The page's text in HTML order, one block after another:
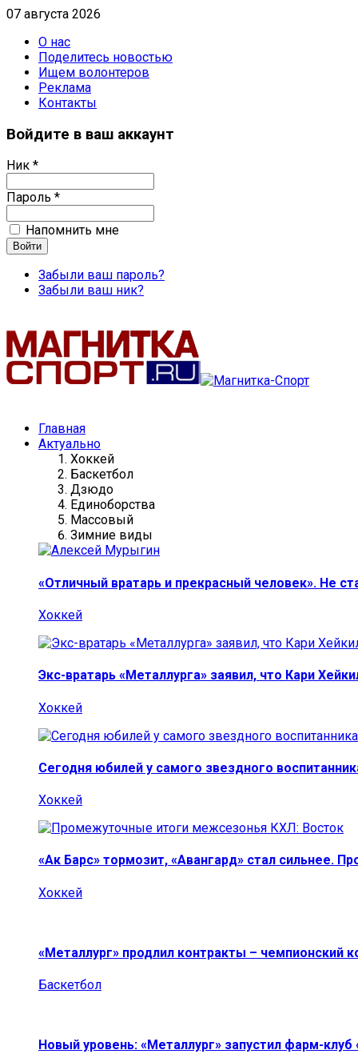
07 августа 2026
О нас
Поделитесь новостью
Ищем волонтеров
Реклама
Контакты
Войдите в ваш аккаунт
Ник *
Пароль *
Напомнить мне
Забыли ваш пароль?
Забыли ваш ник?
Главная
Актуально
Хоккей
Баскетбол
Дзюдо
Единоборства
Массовый
Зимние виды
«Отличный вратарь и прекрасный человек». Не
Хоккей
Экс-вратарь «Металлурга» заявил, что Кари
Хоккей
Сегодня юбилей у самого звездного
Хоккей
«Ак Барс» тормозит, «Авангард» стал сильнее.
Хоккей
«Металлург» продлил контракты – чемпионский
Баскетбол
Новый уровень: «Металлург» запустил фарм-